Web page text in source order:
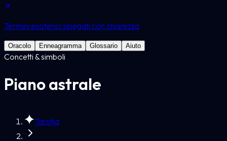
Termini esoterici spiegati con chiarezza
Oracolo Enneagramma Glossario Aiuto
Concetti & simboli
Piano astrale
Tarotia